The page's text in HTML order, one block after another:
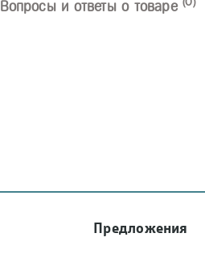
Вопросы и ответы о товаре
Предложения